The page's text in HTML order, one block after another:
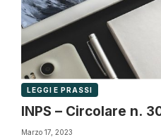
LEGGI E PRASSI
INPS – Circolare n.
Marzo 17, 2023